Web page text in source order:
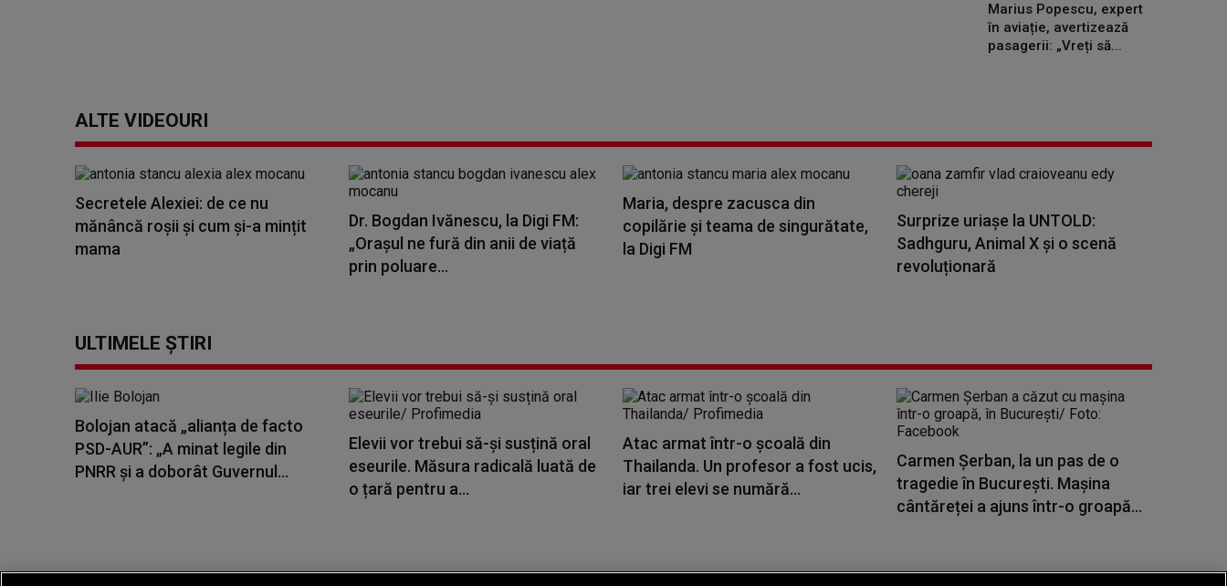
Marius Popescu, expert
în aviație, avertizează
pasagerii: „Vreți să...
ALTE VIDEOURI
Secretele Alexiei: de ce nu
mănâncă roșii și cum și-a mințit
mama
Dr. Bogdan Ivănescu, la Digi FM:
„Orașul ne fură din anii de viață
prin poluare...
Maria, despre zacusca din
copilărie și teama de singurătate,
la Digi FM
Surprize uriașe la UNTOLD:
Sadhguru, Animal X și o scenă
revoluționară
ULTIMELE ȘTIRI
Bolojan atacă „alianța de facto
PSD-AUR”: „A minat legile din
PNRR și a doborât Guvernul...
Elevii vor trebui să-și susțină oral
eseurile. Măsura radicală luată de
o țară pentru a...
Atac armat într-o școală din
Thailanda. Un profesor a fost ucis,
iar trei elevi se numără...
Carmen Șerban, la un pas de o
tragedie în București. Mașina
cântăreței a ajuns într-o groapă...